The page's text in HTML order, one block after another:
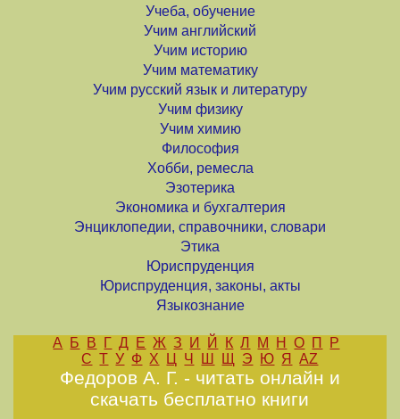
Учеба, обучение
Учим английский
Учим историю
Учим математику
Учим русский язык и литературу
Учим физику
Учим химию
Философия
Хобби, ремесла
Эзотерика
Экономика и бухгалтерия
Энциклопедии, справочники, словари
Этика
Юриспруденция
Юриспруденция, законы, акты
Языкознание
А Б В Г Д Е Ж З И Й К Л М Н О П
Р
С Т У Ф Х Ц Ч Ш Щ Э Ю Я AZ
Федоров А. Г. - читать онлайн и
скачать бесплатно книги